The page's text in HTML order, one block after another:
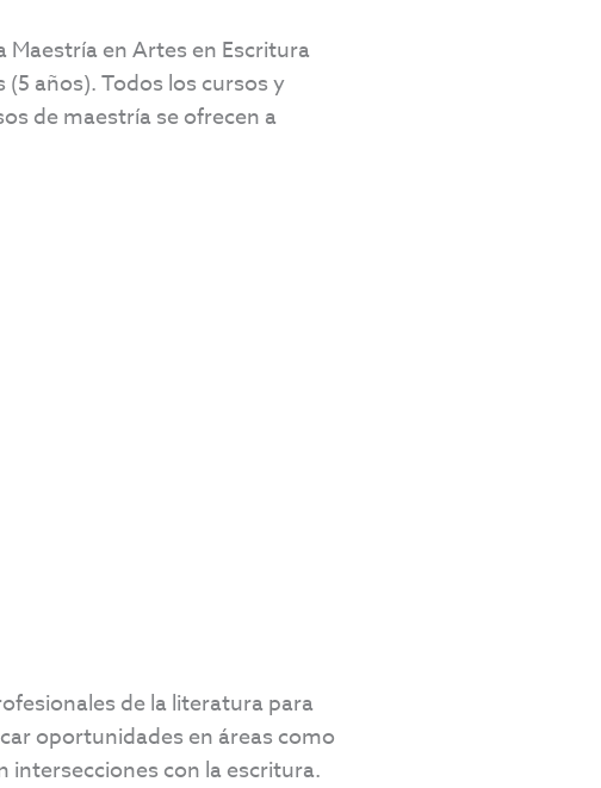
en Artes en Escritura
años). Todos los cursos y
de maestría se ofrecen a
de la literatura para
oportunidades en áreas como
intersecciones con la escritura.